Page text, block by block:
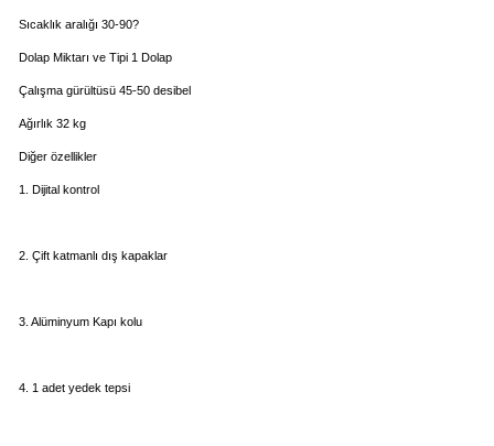
Sıcaklık aralığı 30-90?
Dolap Miktarı ve Tipi 1 Dolap
Çalışma gürültüsü 45-50 desibel
Ağırlık 32 kg
Diğer özellikler
1. Dijital kontrol
2. Çift katmanlı dış kapaklar
3. Alüminyum Kapı kolu
4. 1 adet yedek tepsi